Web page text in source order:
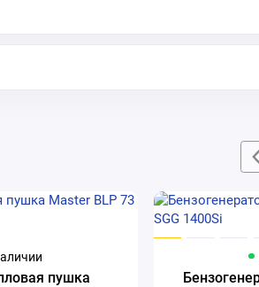
пушка